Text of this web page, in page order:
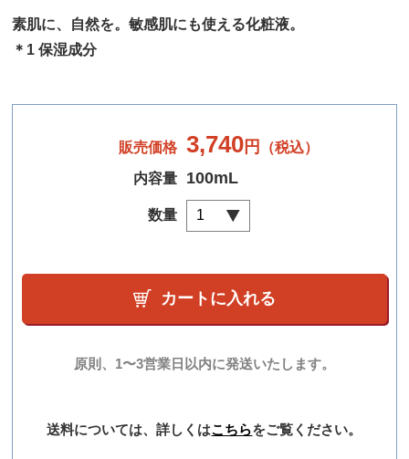
素肌に、自然を。敏感肌にも使える化粧液。
＊1 保湿成分
販売価格 3,740 円
（税込）
内容量
100mL
数量
カートに入れる
原則、1〜3営業日以内に発送いたします。
送料については、詳しくはこちらをご覧ください。